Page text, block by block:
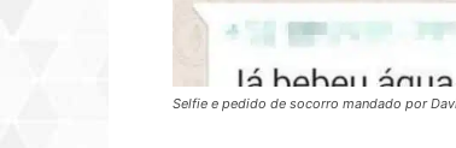
Selfie e pedido de socorro mandado por